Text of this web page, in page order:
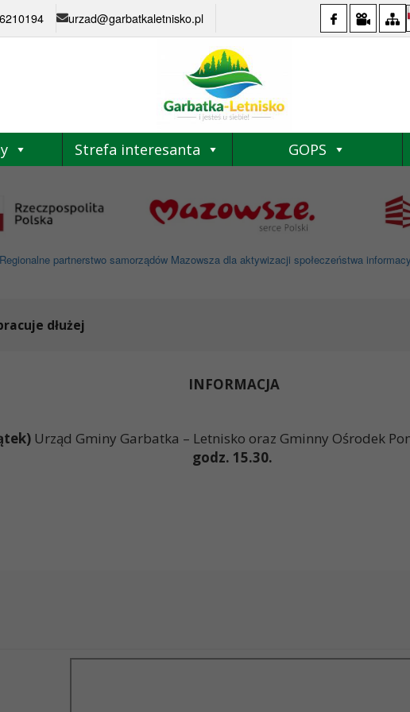
urzad@garbatkaletnisko.pl
Strefa interesanta GOPS
partnerstwo samorządów Mazowsza dla aktywizacji społeczeństwa
dłużej
INFORMACJA
Urząd Gminy Garbatka – Letnisko oraz Gminny Ośrodek
godz. 15.30.
/-/